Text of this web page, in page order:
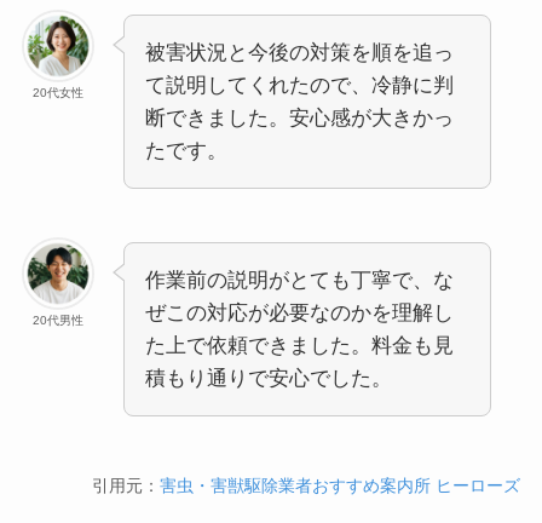
20代女性
被害状況と今後の対策を順を追っ
て説明してくれたので、冷静に判
断できました。安心感が大きかっ
たです。
20代男性
作業前の説明がとても丁寧で、な
ぜこの対応が必要なのかを理解し
た上で依頼できました。料金も見
積もり通りで安心でした。
引用元：害虫・害獣駆除業者おすすめ案内所 ヒーローズ